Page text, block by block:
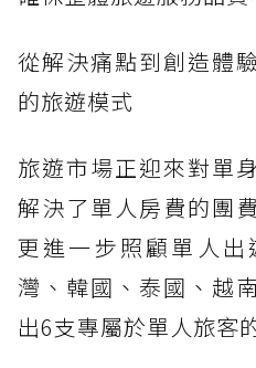
從解決痛點到創造體
的旅遊模式
旅遊市場正迎來對單
解決了單人房費的團
更進一步照顧單人
灣、韓國、泰國、越
出6支專屬於單人旅客